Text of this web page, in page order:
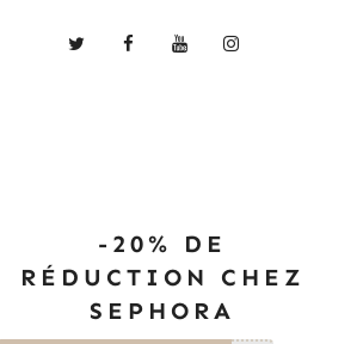
-20% DE
RÉDUCTION CHEZ
SEPHORA